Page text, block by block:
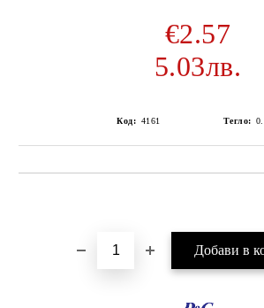
€2.57
5.03лв.
Код: 4161 Тегло: